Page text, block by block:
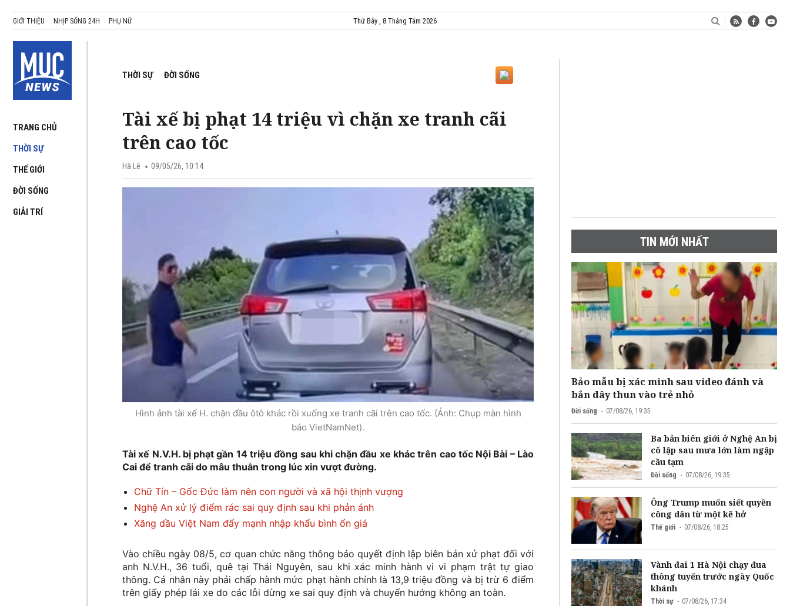
GIỚI THIỆU NHỊP SỐNG 24H PHỤ NỮ Thứ Bảy , 8 Tháng Tám 2026
TRANG CHỦ
THỜI SỰ
THẾ GIỚI
ĐỜI SỐNG
GIẢI TRÍ
THỜI SỰ ĐỜI SỐNG
Tài xế bị phạt 14 triệu vì chặn xe tranh cãi
trên cao tốc
Hà Lê 09/05/26, 10:14
Hình ảnh tài xế H. chặn đầu ôtô khác rồi xuống xe tranh cãi trên cao tốc. (Ảnh: Chụp màn hình
báo VietNamNet).
Tài xế N.V.H. bị phạt gần 14 triệu đồng sau khi chặn đầu xe khác trên cao tốc Nội Bài – Lào
Cai để tranh cãi do mâu thuẫn trong lúc xin vượt đường.
Chữ Tín – Gốc Đức làm nên con người và xã hội thịnh vượng
Nghệ An xử lý điểm rác sai quy định sau khi phản ánh
Xăng dầu Việt Nam đẩy mạnh nhập khẩu bình ổn giá
Vào chiều ngày 08/5, cơ quan chức năng thông báo quyết định lập biên bản xử phạt đối với
anh N.V.H., 36 tuổi, quê tại Thái Nguyên, sau khi xác minh hành vi vi phạm trật tự giao
thông. Cá nhân này phải chấp hành mức phạt hành chính là 13,9 triệu đồng và bị trừ 6 điểm
trên giấy phép lái xe do các lỗi dừng xe sai quy định và chuyển hướng không an toàn.
TIN MỚI NHẤT
Bảo mẫu bị xác minh sau video đánh và
bắn dây thun vào trẻ nhỏ
Đời sống 07/08/26, 19:35
Ba bản biên giới ở Nghệ An bị
cô lập sau mưa lớn làm ngập
cầu tạm
Đời sống 07/08/26, 19:35
Ông Trump muốn siết quyền
công dân từ một kẽ hở
Thế giới 07/08/26, 18:25
Vành đai 1 Hà Nội chạy đua
thông tuyến trước ngày Quốc
khánh
Thời sự 07/08/26, 17:34